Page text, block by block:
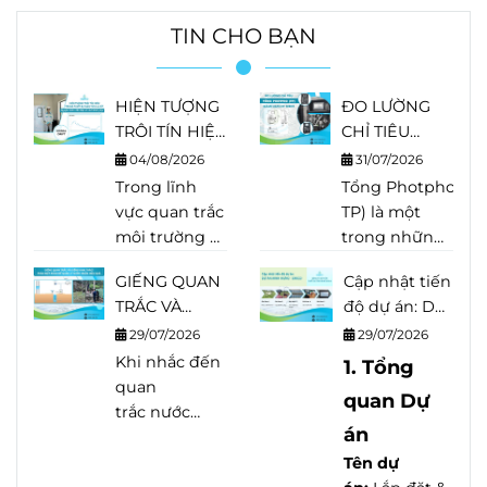
TIN CHO BẠN
HIỆN TƯỢNG
TRÔI TÍN HIỆU
TRONG THIẾT
BỊ PHÂN TÍCH
LÀ GÌ?
NGUYÊN
HIỆU VÀ
CÁCH KHẮC
PHỤC
04/08/2026
Trong lĩnh
vực quan trắc
môi trường và
nước, độ
chính xác của
thiết bị quyết
định trực tiếp
đến chất
lượng dữ liệu.
ĐO LƯỜNG
CHỈ TIÊU
TỔNG
PHOTPHO
(TP) BẰNG
HACH EZ
31/07/2026
Tổng Photpho
TP) là một
trong những
trọng trong
quan trắc
nước thải,
nước mặt và
trình xử lý
nước. Khác
với
GIẾNG QUAN
TRẮC VÀ
GIẾNG KHAI
THÁC? PHÂN
BIỆT ĐÚNG
ĐỂ QUẢN LÝ
29/07/2026
Khi nhắc đến
quan
trắc nước
Cập nhật tiến
độ dự án: Dự
án Minh
Hưng - Sikico
29/07/2026
1. Tổng
quan Dự
án
Tên dự